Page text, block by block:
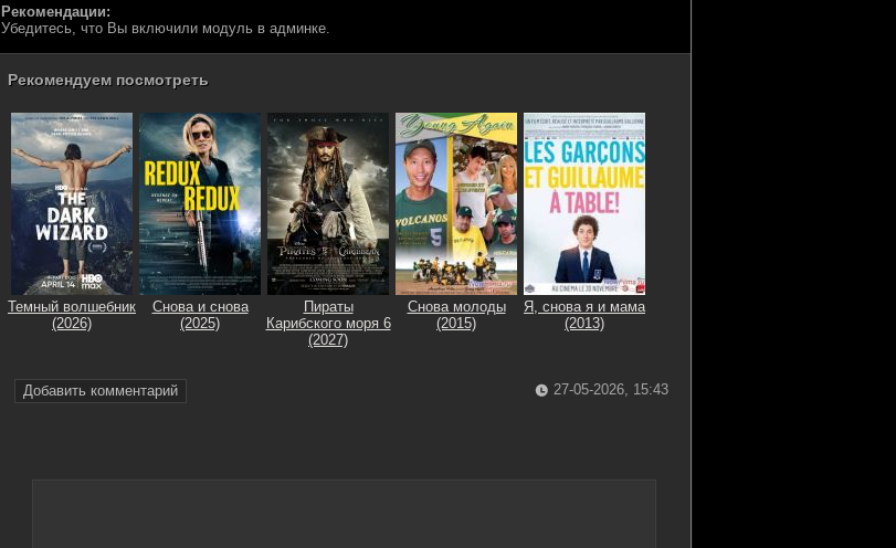
Рекомендации:
Убедитесь, что Вы включили модуль в админке.
Рекомендуем посмотреть
Темный волшебник
(2026)
Снова и снова
(2025)
Пираты
Карибского моря 6
(2027)
Снова молоды
(2015)
Я, снова я и мама
(2013)
Добавить комментарий 27-05-2026, 15:43